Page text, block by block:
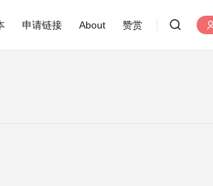
申请链接 About 赞赏